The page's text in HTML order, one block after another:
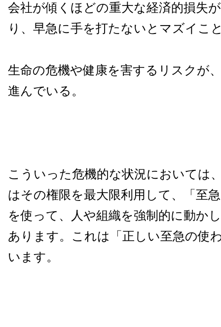
会社が傾くほどの重大な経済的損失
り、早急に手を打たないとマズイこ
生命の危機や健康を害するリスクが
進んでいる。
こういった危機的な状況においては
はその権限を最大限利用して、「至
を使って、人や組織を強制的に動か
あります。これは「正しい至急の使
います。